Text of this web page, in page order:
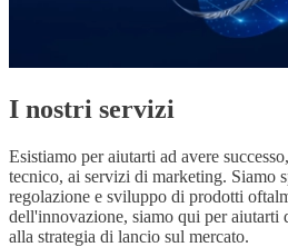
I nostri servizi
Esistiamo per aiutarti ad avere
tecnico, ai servizi di marketing. Siamo
regolazione e sviluppo di prodotti
dell'innovazione, siamo qui per aiutarti
alla strategia di lancio sul mercato.